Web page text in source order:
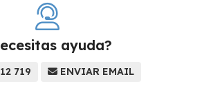
ayuda?
719 ENVIAR EMAIL